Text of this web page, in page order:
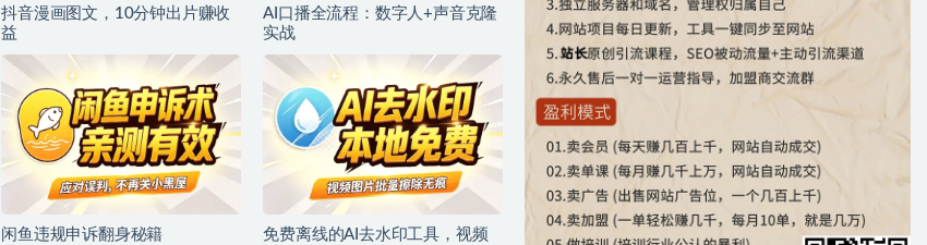
抖音漫画图文，10分钟出片赚收
益
AI口播全流程：数字人+声音克隆
实战
闲鱼违规申诉翻身秘籍
免费离线的AI去水印工具，视频